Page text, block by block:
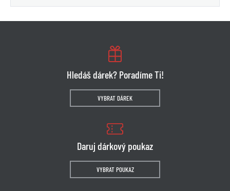
Hledáš dárek? Poradíme Ti!
VYBRAT DÁREK
Daruj dárkový poukaz
VYBRAT POUKAZ